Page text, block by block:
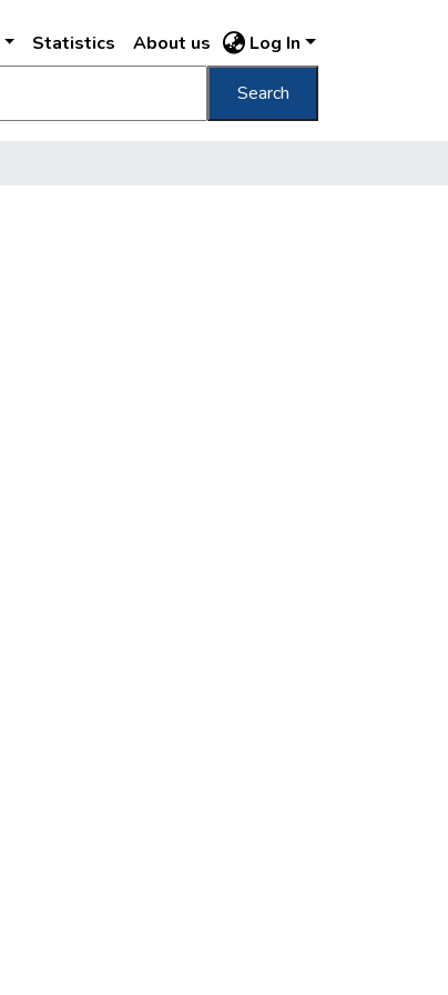
Statistics About us Log In
Search